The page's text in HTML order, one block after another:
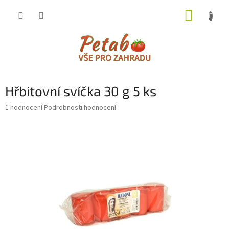
Hřbitovní svíčka 30 g 5 ks
Průměrné
1 hodnoceníPodrobnosti hodnocení